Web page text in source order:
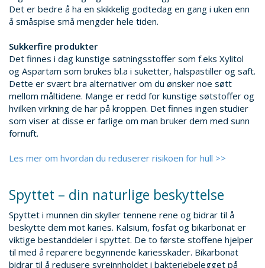
Det er bedre å ha en skikkelig godtedag en gang i uken enn
å småspise små mengder hele tiden.
Sukkerfire produkter
Det finnes i dag kunstige søtningsstoffer som f.eks Xylitol
og Aspartam som brukes bl.a i suketter, halspastiller og saft.
Dette er svært bra alternativer om du ønsker noe søtt
mellom måltidene. Mange er redd for kunstige søtstoffer og
hvilken virkning de har på kroppen. Det finnes ingen studier
som viser at disse er farlige om man bruker dem med sunn
fornuft.
Les mer om hvordan du reduserer risikoen for hull >>
Spyttet – din naturlige beskyttelse
Spyttet i munnen din skyller tennene rene og bidrar til å
beskytte dem mot karies. Kalsium, fosfat og bikarbonat er
viktige bestanddeler i spyttet. De to første stoffene hjelper
til med å reparere begynnende kariesskader. Bikarbonat
bidrar til å redusere syreinnholdet i bakteriebelegget på